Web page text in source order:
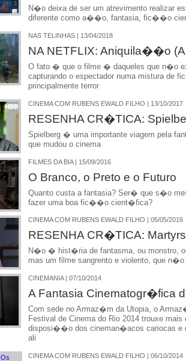
N�o deixa de ser um atrevimento realizar
diferente como a��o, fantasia, fic��o
NAS TELINHAS | 13/04/2018
NA NETFLIX: Aniquila��o
O fato � que o filme � daqueles que n�o
capturando o espectador numa mistura de
principalmente terror
CINEMA COM RUBENS EWALD FILHO | 13/10/2017
RESENHA CR�TICA:
Spielberg � uma importante viagem pela
que mudou o cinema
FILMES DA BIA | 15/09/2016
O Branco, o Preto e o Futuro
Quanto custa a fantasia? Ser� que s�o
fazer uma boa fic��o cient�fica?
CINEMA COM RUBENS EWALD FILHO | 05/05/2016
RESENHA CR�TICA:
N�o � hist�ria de fantasma, ou monstro,
mas um filme sangrento e violento, que
CINEMANIA | 07/10/2014
A Fantasia Cinematogr�fica
Com sede no Armaz�m da Utopia, o
Festival de Cinema do Rio 2014 trouxe
disposi��o dos cineman�acos cariocas e
ali
CINEMA COM RUBENS EWALD FILHO | 06/10/2014